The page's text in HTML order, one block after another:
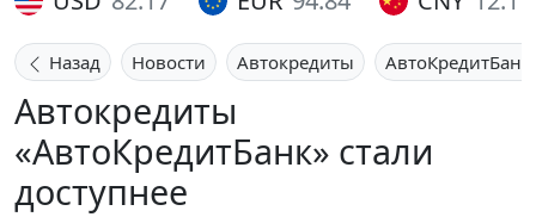
Назад Новости Автокредиты АвтоКредитБанк
Автокредиты
«АвтоКредитБанк» стали
доступнее